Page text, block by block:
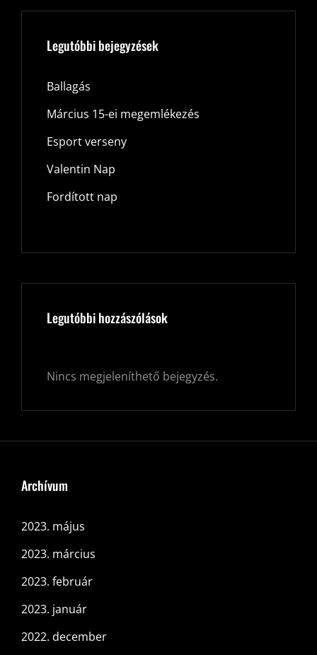
Legutóbbi bejegyzések
Ballagás
Március 15-ei megemlékezés
Esport verseny
Valentin Nap
Fordított nap
Legutóbbi hozzászólások
Nincs megjeleníthető bejegyzés.
Archívum
2023. május
2023. március
2023. február
2023. január
2022. december